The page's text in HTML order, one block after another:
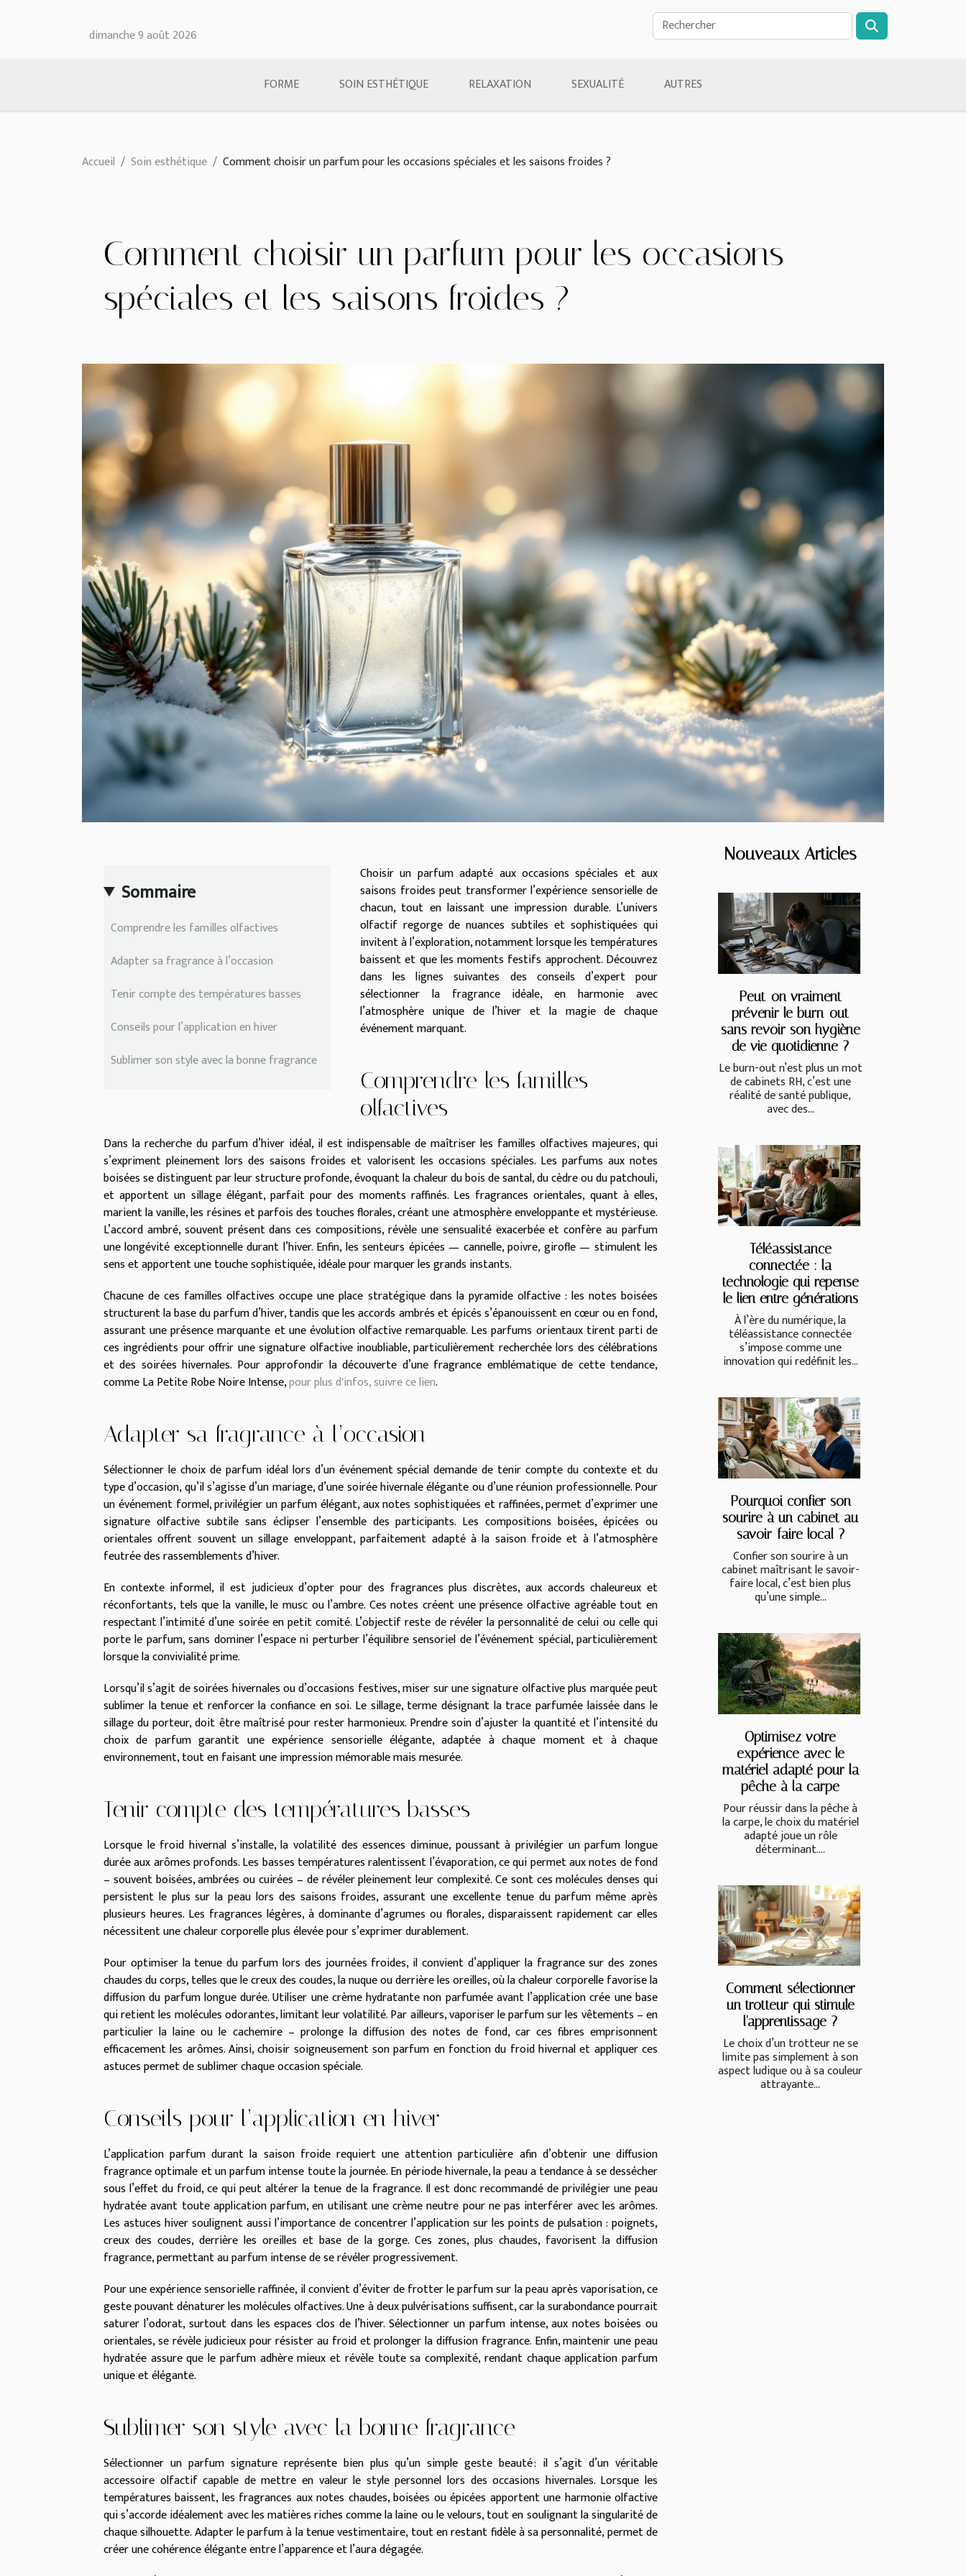
dimanche 9 août 2026
FORME SOIN ESTHÉTIQUE RELAXATION SEXUALITÉ AUTRES
Accueil Soin esthétique Comment choisir un parfum pour les occasions spéciales et les saisons froides ?
Comment choisir un parfum pour les occasions
spéciales et les saisons froides ?
Sommaire
Comprendre les familles olfactives
Adapter sa fragrance à l’occasion
Tenir compte des températures basses
Conseils pour l’application en hiver
Sublimer son style avec la bonne fragrance
Choisir un parfum adapté aux occasions spéciales et aux
saisons froides peut transformer l’expérience sensorielle de
chacun, tout en laissant une impression durable. L’univers
olfactif regorge de nuances subtiles et sophistiquées qui
invitent à l’exploration, notamment lorsque les températures
baissent et que les moments festifs approchent. Découvrez
dans les lignes suivantes des conseils d’expert pour
sélectionner la fragrance idéale, en harmonie avec
l’atmosphère unique de l’hiver et la magie de chaque
événement marquant.
Comprendre les familles
olfactives
Dans la recherche du parfum d’hiver idéal, il est indispensable de maîtriser les familles olfactives majeures, qui
s’expriment pleinement lors des saisons froides et valorisent les occasions spéciales. Les parfums aux notes
boisées se distinguent par leur structure profonde, évoquant la chaleur du bois de santal, du cèdre ou du patchouli,
et apportent un sillage élégant, parfait pour des moments raffinés. Les fragrances orientales, quant à elles,
marient la vanille, les résines et parfois des touches florales, créant une atmosphère enveloppante et mystérieuse.
L’accord ambré, souvent présent dans ces compositions, révèle une sensualité exacerbée et confère au parfum
une longévité exceptionnelle durant l’hiver. Enfin, les senteurs épicées — cannelle, poivre, girofle — stimulent les
sens et apportent une touche sophistiquée, idéale pour marquer les grands instants.
Chacune de ces familles olfactives occupe une place stratégique dans la pyramide olfactive : les notes boisées
structurent la base du parfum d’hiver, tandis que les accords ambrés et épicés s’épanouissent en cœur ou en fond,
assurant une présence marquante et une évolution olfactive remarquable. Les parfums orientaux tirent parti de
ces ingrédients pour offrir une signature olfactive inoubliable, particulièrement recherchée lors des célébrations
et des soirées hivernales. Pour approfondir la découverte d’une fragrance emblématique de cette tendance,
comme La Petite Robe Noire Intense,pour plus d'infos, suivre ce lien.
Adapter sa fragrance à l’occasion
Sélectionner le choix de parfum idéal lors d’un événement spécial demande de tenir compte du contexte et du
type d’occasion, qu’il s’agisse d’un mariage, d’une soirée hivernale élégante ou d’une réunion professionnelle. Pour
un événement formel, privilégier un parfum élégant, aux notes sophistiquées et raffinées, permet d’exprimer une
signature olfactive subtile sans éclipser l’ensemble des participants. Les compositions boisées, épicées ou
orientales offrent souvent un sillage enveloppant, parfaitement adapté à la saison froide et à l’atmosphère
feutrée des rassemblements d’hiver.
En contexte informel, il est judicieux d’opter pour des fragrances plus discrètes, aux accords chaleureux et
réconfortants, tels que la vanille, le musc ou l’ambre. Ces notes créent une présence olfactive agréable tout en
respectant l’intimité d’une soirée en petit comité. L’objectif reste de révéler la personnalité de celui ou celle qui
porte le parfum, sans dominer l’espace ni perturber l’équilibre sensoriel de l’événement spécial, particulièrement
lorsque la convivialité prime.
Lorsqu’il s’agit de soirées hivernales ou d’occasions festives, miser sur une signature olfactive plus marquée peut
sublimer la tenue et renforcer la confiance en soi. Le sillage, terme désignant la trace parfumée laissée dans le
sillage du porteur, doit être maîtrisé pour rester harmonieux. Prendre soin d’ajuster la quantité et l’intensité du
choix de parfum garantit une expérience sensorielle élégante, adaptée à chaque moment et à chaque
environnement, tout en faisant une impression mémorable mais mesurée.
Tenir compte des températures basses
Lorsque le froid hivernal s’installe, la volatilité des essences diminue, poussant à privilégier un parfum longue
durée aux arômes profonds. Les basses températures ralentissent l’évaporation, ce qui permet aux notes de fond
– souvent boisées, ambrées ou cuirées – de révéler pleinement leur complexité. Ce sont ces molécules denses qui
persistent le plus sur la peau lors des saisons froides, assurant une excellente tenue du parfum même après
plusieurs heures. Les fragrances légères, à dominante d’agrumes ou florales, disparaissent rapidement car elles
nécessitent une chaleur corporelle plus élevée pour s’exprimer durablement.
Pour optimiser la tenue du parfum lors des journées froides, il convient d’appliquer la fragrance sur des zones
chaudes du corps, telles que le creux des coudes, la nuque ou derrière les oreilles, où la chaleur corporelle favorise la
diffusion du parfum longue durée. Utiliser une crème hydratante non parfumée avant l’application crée une base
qui retient les molécules odorantes, limitant leur volatilité. Par ailleurs, vaporiser le parfum sur les vêtements – en
particulier la laine ou le cachemire – prolonge la diffusion des notes de fond, car ces fibres emprisonnent
efficacement les arômes. Ainsi, choisir soigneusement son parfum en fonction du froid hivernal et appliquer ces
astuces permet de sublimer chaque occasion spéciale.
Conseils pour l’application en hiver
L’application parfum durant la saison froide requiert une attention particulière afin d’obtenir une diffusion
fragrance optimale et un parfum intense toute la journée. En période hivernale, la peau a tendance à se dessécher
sous l’effet du froid, ce qui peut altérer la tenue de la fragrance. Il est donc recommandé de privilégier une peau
hydratée avant toute application parfum, en utilisant une crème neutre pour ne pas interférer avec les arômes.
Les astuces hiver soulignent aussi l’importance de concentrer l’application sur les points de pulsation : poignets,
creux des coudes, derrière les oreilles et base de la gorge. Ces zones, plus chaudes, favorisent la diffusion
fragrance, permettant au parfum intense de se révéler progressivement.
Pour une expérience sensorielle raffinée, il convient d’éviter de frotter le parfum sur la peau après vaporisation, ce
geste pouvant dénaturer les molécules olfactives. Une à deux pulvérisations suffisent, car la surabondance pourrait
saturer l’odorat, surtout dans les espaces clos de l’hiver. Sélectionner un parfum intense, aux notes boisées ou
orientales, se révèle judicieux pour résister au froid et prolonger la diffusion fragrance. Enfin, maintenir une peau
hydratée assure que le parfum adhère mieux et révèle toute sa complexité, rendant chaque application parfum
unique et élégante.
Sublimer son style avec la bonne fragrance
Sélectionner un parfum signature représente bien plus qu’un simple geste beauté : il s’agit d’un véritable
accessoire olfactif capable de mettre en valeur le style personnel lors des occasions hivernales. Lorsque les
températures baissent, les fragrances aux notes chaudes, boisées ou épicées apportent une harmonie olfactive
qui s’accorde idéalement avec les matières riches comme la laine ou le velours, tout en soulignant la singularité de
chaque silhouette. Adapter le parfum à la tenue vestimentaire, tout en restant fidèle à sa personnalité, permet de
créer une cohérence élégante entre l’apparence et l’aura dégagée.
Nouveaux Articles
Peut-on vraiment
prévenir le burn-out
sans revoir son hygiène
de vie quotidienne ?
Le burn-out n’est plus un mot
de cabinets RH, c’est une
réalité de santé publique,
avec des...
Téléassistance
connectée : la
technologie qui repense
le lien entre générations
À l’ère du numérique, la
téléassistance connectée
s’impose comme une
innovation qui redéfinit les...
Pourquoi confier son
sourire à un cabinet au
savoir-faire local ?
Confier son sourire à un
cabinet maîtrisant le savoir-
faire local, c’est bien plus
qu’une simple...
Optimisez votre
expérience avec le
matériel adapté pour la
pêche à la carpe
Pour réussir dans la pêche à
la carpe, le choix du matériel
adapté joue un rôle
déterminant....
Comment sélectionner
un trotteur qui stimule
l'apprentissage ?
Le choix d’un trotteur ne se
limite pas simplement à son
aspect ludique ou à sa couleur
attrayante...